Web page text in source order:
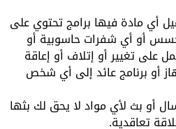
أي مادة فيها برامج تحتوي على
أو أي شفرات حاسوبية أو
على تغيير أو إتلاف أو إعاقة
أو برنامج عائد إلى أي شخص
أو بث لأي مواد لا يحق لك بثها
تعاقدية.